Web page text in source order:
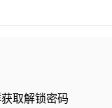
取解锁密码